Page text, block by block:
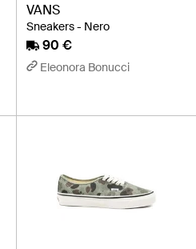
VANS
Sneakers - Nero
90 €
Eleonora Bonucci